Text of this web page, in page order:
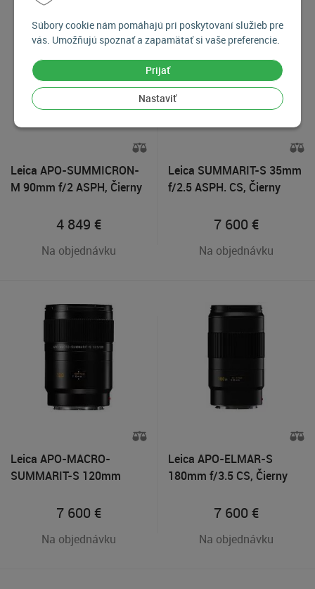
Súbory cookie nám pomáhajú pri poskytovaní služieb pre
vás. Umožňujú spoznať a zapamätať si vaše preferencie.
Prijať
Nastaviť
Leica APO-SUMMICRON-
M 90mm f/2 ASPH, Čierny
4 849 €
Na objednávku
Leica SUMMARIT-S 35mm
f/2.5 ASPH. CS, Čierny
7 600 €
Na objednávku
Leica APO-MACRO-
SUMMARIT-S 120mm
7 600 €
Na objednávku
Leica APO-ELMAR-S
180mm f/3.5 CS, Čierny
7 600 €
Na objednávku